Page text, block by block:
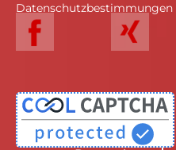
Datenschutzbestimmungen